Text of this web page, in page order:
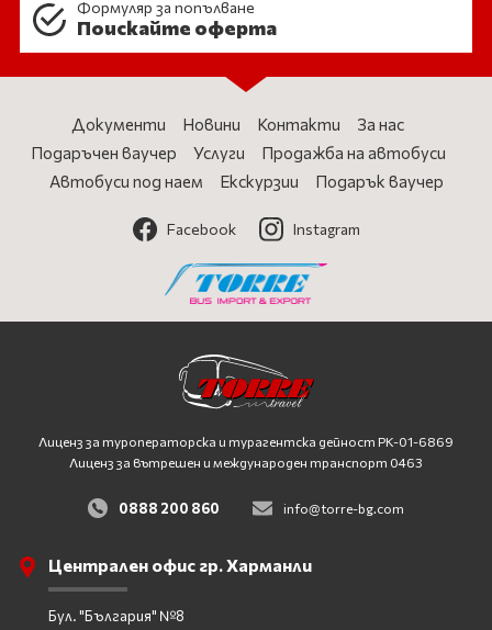
Формуляр за попълване
Поискайте оферта
Документи Новини Контакти
За нас
Подаръчен ваучер
Услуги
Продажба на автобуси
Автобуси под наем
Екскурзии Подарък ваучер
Facebook Instagram
Лиценз за туроператорска и турагентска дейност PK-01-6869
Лиценз за вътрешен и международен транспорт 0463
0888 200 860 info@torre-bg.com
Централен офис гр. Харманли
Бул. "България" №8